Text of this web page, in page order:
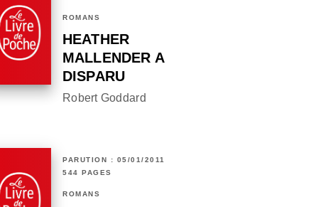
ROMANS
HEATHER
MALLENDER A
DISPARU
Robert Goddard
PARUTION : 05/01/2011
544 PAGES
ROMANS